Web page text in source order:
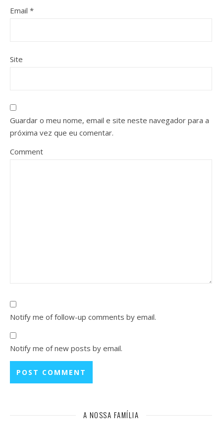
Email *
Site
Guardar o meu nome, email e site neste navegador para a
próxima vez que eu comentar.
Comment
Notify me of follow-up comments by email.
Notify me of new posts by email.
A NOSSA FAMÍLIA